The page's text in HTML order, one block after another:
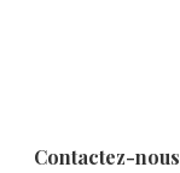
Contactez-nous